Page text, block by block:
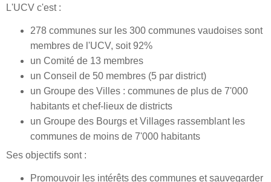
L'UCV c'est :
278 communes sur les 300 communes vaudoises sont
membres de l'UCV, soit 92%
un Comité de 13 membres
un Conseil de 50 membres (5 par district)
un Groupe des Villes : communes de plus de 7'000
habitants et chef-lieux de districts
un Groupe des Bourgs et Villages rassemblant les
communes de moins de 7'000 habitants
Ses objectifs sont :
Promouvoir les intérêts des communes et sauvegarder